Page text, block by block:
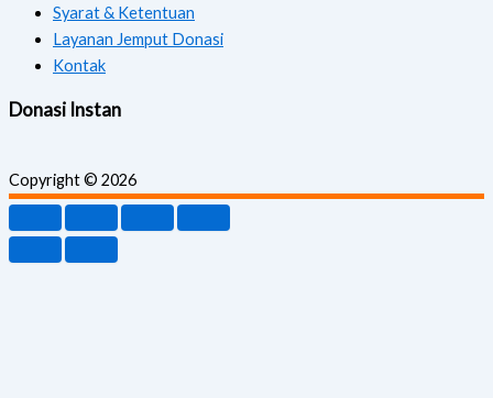
Syarat & Ketentuan
Layanan Jemput Donasi
Kontak
Donasi Instan
Copyright © 2026